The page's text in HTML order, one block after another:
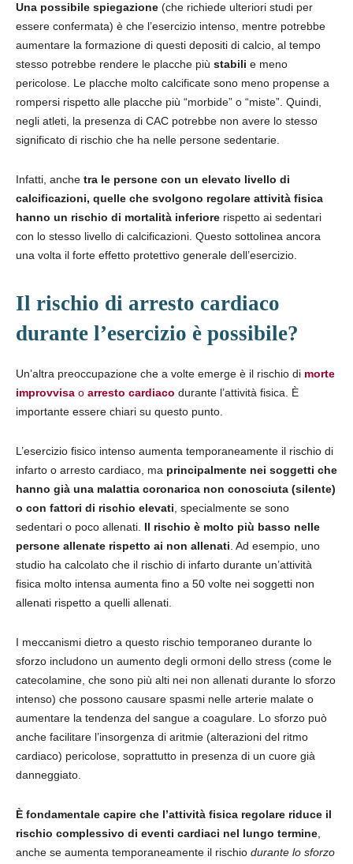
Una possibile spiegazione (che richiede ulteriori studi per
essere confermata) è che l’esercizio intenso, mentre potrebbe
aumentare la formazione di questi depositi di calcio, al tempo
stesso potrebbe rendere le placche più stabili e meno
pericolose. Le placche molto calcificate sono meno propense a
rompersi rispetto alle placche più “morbide” o “miste”. Quindi,
negli atleti, la presenza di CAC potrebbe non avere lo stesso
significato di rischio che ha nelle persone sedentarie.
Infatti, anche tra le persone con un elevato livello di
calcificazioni, quelle che svolgono regolare attività fisica
hanno un rischio di mortalità inferiore rispetto ai sedentari
con lo stesso livello di calcificazioni. Questo sottolinea ancora
una volta il forte effetto protettivo generale dell’esercizio.
Il rischio di arresto cardiaco
durante l’esercizio è possibile?
Un’altra preoccupazione che a volte emerge è il rischio di morte
improvvisa o arresto cardiaco durante l’attività fisica. È
importante essere chiari su questo punto.
L’esercizio fisico intenso aumenta temporaneamente il rischio di
infarto o arresto cardiaco, ma principalmente nei soggetti che
hanno già una malattia coronarica non conosciuta (silente)
o con fattori di rischio elevati , specialmente se sono
sedentari o poco allenati. Il rischio è molto più basso nelle
persone allenate rispetto ai non allenati . Ad esempio, uno
studio ha calcolato che il rischio di infarto durante un’attività
fisica molto intensa aumenta fino a 50 volte nei soggetti non
allenati rispetto a quelli allenati.
I meccanismi dietro a questo rischio temporaneo durante lo
sforzo includono un aumento degli ormoni dello stress (come le
catecolamine, che sono più alti nei non allenati durante lo sforzo
intenso) che possono causare spasmi nelle arterie malate o
aumentare la tendenza del sangue a coagulare. Lo sforzo può
anche facilitare l’insorgenza di aritmie (alterazioni del ritmo
cardiaco) pericolose, soprattutto in presenza di un cuore già
danneggiato.
È fondamentale capire che l’attività fisica regolare riduce il
rischio complessivo di eventi cardiaci nel lungo termine
anche se aumenta temporaneamente il rischio durante lo sforzo